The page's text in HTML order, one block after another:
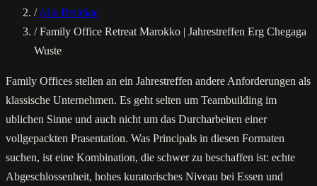
/ Alle Beiträge
/ Family Office Retreat Marokko | Jahrestreffen Erg Chegaga
Wuste
Family Offices stellen an ein Jahrestreffen andere Anforderungen als
klassische Unternehmen. Es geht selten um Teambuilding im
ublichen Sinne und auch nicht um das Durcharbeiten einer
vollgepackten Prasentation. Was Principals in diesen Formaten
suchen, ist eine Kombination, die schwer zu beschaffen ist: echte
Abgeschlossenheit, hohes kuratorisches Niveau bei Essen und